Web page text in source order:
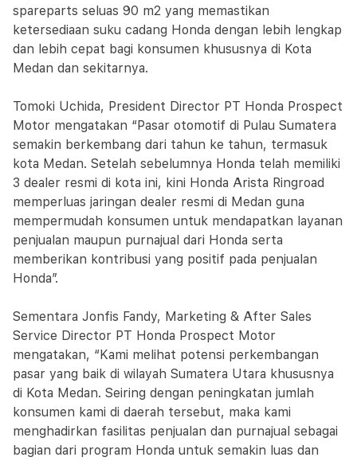
spareparts seluas 90 m2 yang memastikan
ketersediaan suku cadang Honda dengan lebih lengkap
dan lebih cepat bagi konsumen khususnya di Kota
Medan dan sekitarnya.
Tomoki Uchida, President Director PT Honda Prospect
Motor mengatakan “Pasar otomotif di Pulau Sumatera
semakin berkembang dari tahun ke tahun, termasuk
kota Medan. Setelah sebelumnya Honda telah memiliki
3 dealer resmi di kota ini, kini Honda Arista Ringroad
memperluas jaringan dealer resmi di Medan guna
mempermudah konsumen untuk mendapatkan layanan
penjualan maupun purnajual dari Honda serta
memberikan kontribusi yang positif pada penjualan
Honda”.
Sementara Jonfis Fandy, Marketing & After Sales
Service Director PT Honda Prospect Motor
mengatakan, “Kami melihat potensi perkembangan
pasar yang baik di wilayah Sumatera Utara khususnya
di Kota Medan. Seiring dengan peningkatan jumlah
konsumen kami di daerah tersebut, maka kami
menghadirkan fasilitas penjualan dan purnajual sebagai
bagian dari program Honda untuk semakin luas dan